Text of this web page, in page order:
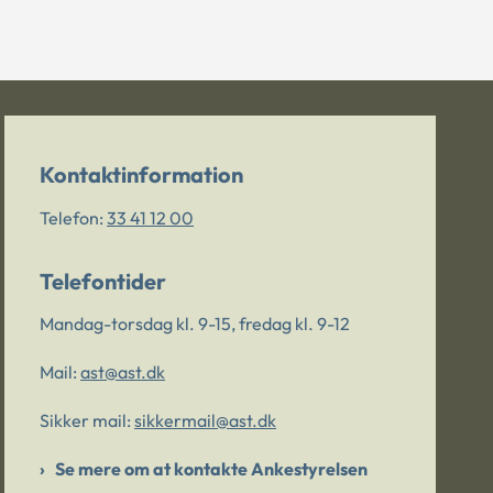
Kontaktinformation
Telefon: 33 41 12 00
Telefontider
Mandag-torsdag kl. 9-15, fredag kl. 9-12
Mail: ast@ast.dk
Sikker mail: sikkermail@ast.dk
Se mere om at kontakte Ankestyrelsen